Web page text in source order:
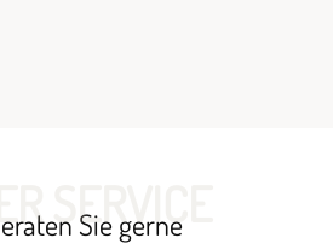
SERVICE
Sie gerne